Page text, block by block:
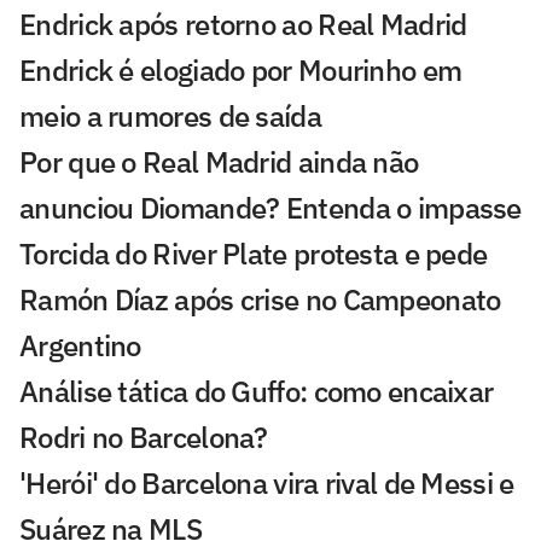
Endrick após retorno ao Real Madrid
Endrick é elogiado por Mourinho em
meio a rumores de saída
Por que o Real Madrid ainda não
anunciou Diomande? Entenda o impasse
Torcida do River Plate protesta e pede
Ramón Díaz após crise no Campeonato
Argentino
Análise tática do Guffo: como encaixar
Rodri no Barcelona?
'Herói' do Barcelona vira rival de Messi e
Suárez na MLS